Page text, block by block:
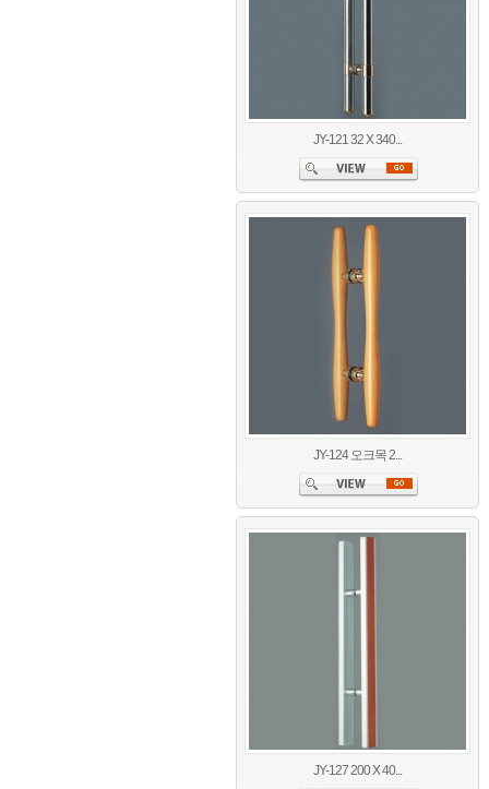
JY-121 32 X 340...
JY-124 오크목 2...
JY-127 200 X 40...